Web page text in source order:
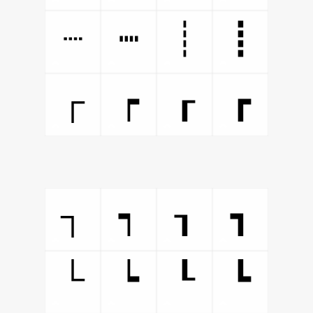
┈ ┉ ┊
┋
┌
┍ ┎ ┏
┐ ┑ ┒
┓
└
┕ ┖ ┗